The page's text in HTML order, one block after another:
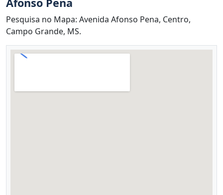
Pesquisa no Mapa: Avenida Afonso Pena, Centro,
Campo Grande, MS.